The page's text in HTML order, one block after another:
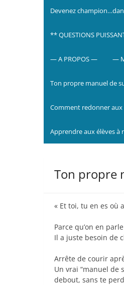
Devenez
** QUESTIONS
— A PROPOS — —
Ton propre manuel de
Comment redonner aux
Apprendre aux élèves à
Ton propre
« Et toi, tu en es où
Parce qu’on en
Il a juste besoin de
Arrête de courir
Un vrai “manuel de
debout, sans te